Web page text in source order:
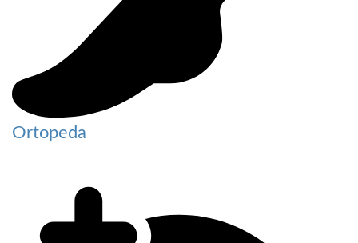
Ortopeda